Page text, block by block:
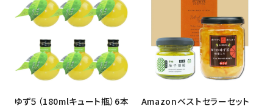
ゆず５（180mlキュート瓶）6本
Amazonベストセラーセット